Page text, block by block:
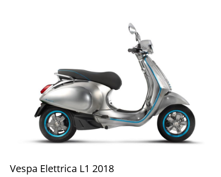
Vespa Elettrica L1 2018